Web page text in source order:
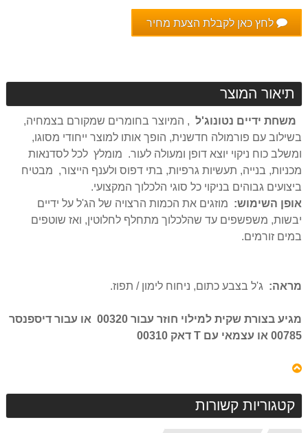
לחץ כאן לקבלת הצעת מחיר
תיאור המוצר
משחת ידיים נטונוג'ל , המיוצר בחומרים שמקורם בצמחיה,
בשילוב עם פורמולה חדשנית, הופך אותו למוצר ייחודי מסוגו,
ומשלב כוח ניקוי יוצא דופן ומעולה לעור. מומלץ לכל לסדנאות
מכניות, בנייה, תעשיות גרפיות, בתי דפוס ולענף הייצור, מבטיח
ביצועים גבוהים בניקוי כל סוגי הלכלוך המקצועי.
אופן השימוש: מוזגים את הכמות הרצויה של הג'ל על ידיים
יבשות, משפשפים עד שהלכלוך מתחלף לחלוטין, ואז שוטפים
במים זורמים.
מראה: ג'ל בצבע כתום, ניחוח לימון / תפוז.
מגיע בצורת שקית למילוי חוזר עבור 00320 או עבור דיספנסר
00785 או עצמאי עם T דאק 00310
קטגוריות קשורות